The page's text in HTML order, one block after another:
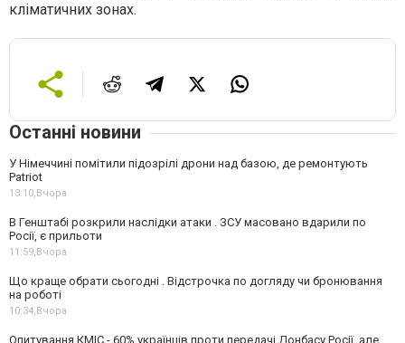
кліматичних зонах.
Останні новини
У Німеччині помітили підозрілі дрони над базою, де ремонтують
Patriot
13:10,Вчора
В Генштабі розкрили наслідки атаки . ЗСУ масовано вдарили по
Росії, є прильоти
11:59,Вчора
Що краще обрати сьогодні . Відстрочка по догляду чи бронювання
на роботі
10:34,Вчора
Опитування КМІС - 60% українців проти передачі Донбасу Росії, але